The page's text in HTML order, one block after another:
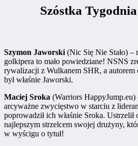
Szóstka
Szymon Jaworski (Nic Się Nie Stało) –
golkipera to mało powiedziane! NSNS
rywalizacji z Wulkanem SHR, a autorem
był właśnie Jaworski.
Maciej Sroka (Warriors
arcyważne zwycięstwo w starciu z
poprowadził ich właśnie Sroka. Ustrzelił
najlepszym strzelcem swojej drużyny,
w wyścigu o tytuł!